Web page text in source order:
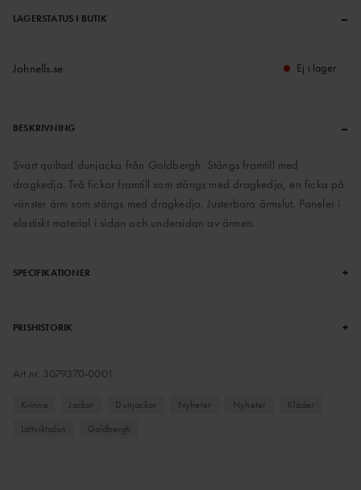
LAGERSTATUS I BUTIK –
Johnells.se Ej i lager
BESKRIVNING –
Svart quiltad dunjacka från Goldbergh. Stängs framtill med
dragkedja. Två fickor framtill som stängs med dragkedja, en ficka på
vänster ärm som stängs med dragkedja. Justerbara ärmslut. Paneler i
elastiskt material i sidan och undersidan av ärmen.
SPECIFIKATIONER +
PRISHISTORIK +
Art.nr. 3079370-0001
Kvinna Jackor Dunjackor Nyheter Nyheter
Kläder
Lättviktsdun
Goldbergh